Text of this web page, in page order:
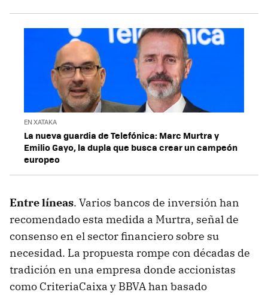
EN XATAKA
La nueva guardia de Telefónica: Marc Murtra y
Emilio Gayo, la dupla que busca crear un campeón
europeo
Entre líneas. Varios bancos de inversión han
recomendado esta medida a Murtra, señal de
consenso en el sector financiero sobre su
necesidad. La propuesta rompe con décadas de
tradición en una empresa donde accionistas
como CriteriaCaixa y BBVA han basado